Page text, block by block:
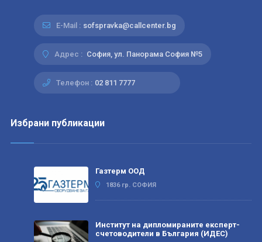
E-Mail : sofspravka@callcenter.bg
Адрес : София, ул. Панорама София №5
Телефон : 02 811 7777
Избрани публикации
Газтерм ООД
1836 гр. СОФИЯ
Институт на дипломираните експерт-
счетоводители в България (ИДЕС)